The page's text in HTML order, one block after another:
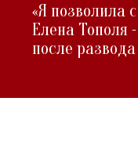
«Я позволила
Елена Тополя
после развода